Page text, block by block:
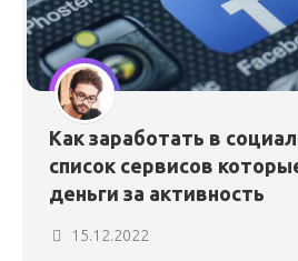
Как заработать в
список сервисов
деньги за активность
15.12.2022